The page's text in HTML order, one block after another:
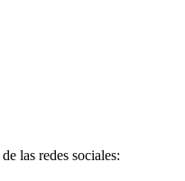
las redes sociales: